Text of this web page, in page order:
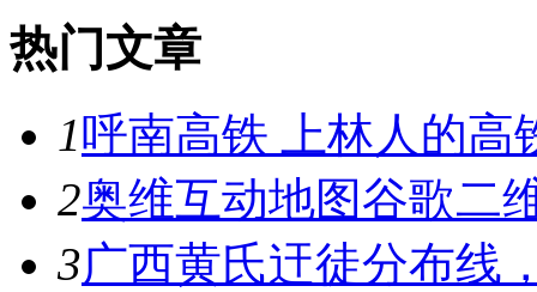
热门文章
1呼南高铁 上林人的高
2奥维互动地图谷歌二
3广西黄氏迀徒分布线